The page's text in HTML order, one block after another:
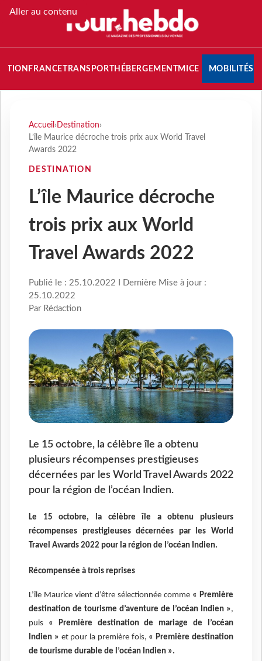
Aller au contenu
FRANCETRANSPORT HÉBERGEMENTMICE MOBILITÉS
Accueil › Destination›
L’île Maurice décroche trois prix aux World Travel
Awards 2022
DESTINATION
L’île Maurice décroche
trois prix aux World
Travel Awards 2022
Publié le : 25.10.2022 I Dernière Mise à jour :
25.10.2022
Par Rédaction
Le 15 octobre, la célèbre île a obtenu
plusieurs récompenses prestigieuses
décernées par les World Travel Awards 2022
pour la région de l’océan Indien.
Le 15 octobre, la célèbre île a obtenu plusieurs
récompenses prestigieuses décernées par les World
Travel Awards 2022 pour la région de l’océan Indien.
Récompensée à trois reprises
L’île Maurice vient d’être sélectionnée comme « Première
destination de tourisme d’aventure de l’océan Indien »,
puis « Première destination de mariage de l’océan
Indien » et pour la première fois, « Première destination
de tourisme durable de l’océan Indien ».